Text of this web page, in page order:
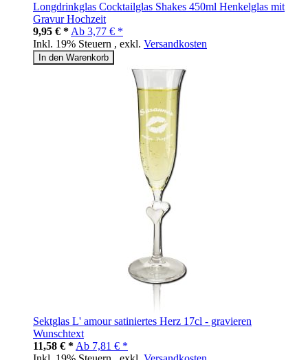
Longdrinkglas Cocktailglas Shakes 450ml Henkelglas mit
Gravur Hochzeit
9,95 € * Ab 3,77 € *
Inkl. 19% Steuern , exkl. Versandkosten
In den Warenkorb
Sektglas L' amour satiniertes Herz 17cl - gravieren
Wunschtext
11,58 € * Ab 7,81 € *